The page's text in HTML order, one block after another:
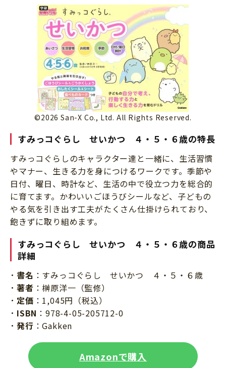
©2026 San-X Co., Ltd. All Rights Reserved.
すみっコぐらし せいかつ ４・５・６歳の特長
すみっコぐらしのキャラクター達と一緒に、生活習慣
やマナー、生きる力を身につけるワークです。季節や
日付、曜日、時計など、生活の中で役立つ力を総合的
に育てます。かわいいごほうびシールなど、子どもの
やる気を引き出す工夫がたくさん仕掛けられており、
飽きずに取り組めます。
すみっコぐらし せいかつ ４・５・６歳の商品
詳細
書名 ：すみっコぐらし せいかつ ４・５・６歳
著者 ：榊原洋一（監修）
定価 ：1,045円（税込）
ISBN ：978-4-05-205712-0
発行 ：Gakken
Amazonで購入